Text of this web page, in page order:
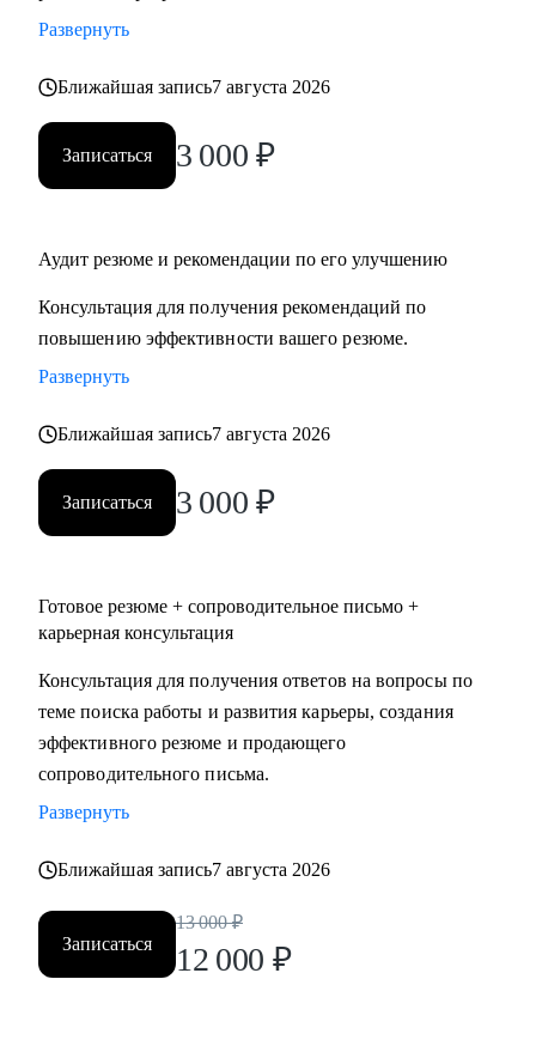
Развернуть
Ближайшая запись7 августа 2026
Записаться 3 000 ₽
Аудит резюме и рекомендации по его улучшению
Консультация для получения рекомендаций по
повышению эффективности вашего резюме.
Развернуть
Ближайшая запись7 августа 2026
Записаться 3 000 ₽
Готовое резюме + сопроводительное письмо +
карьерная консультация
Консультация для получения ответов на вопросы по
теме поиска работы и развития карьеры, создания
эффективного резюме и продающего
сопроводительного письма.
Развернуть
Ближайшая запись7 августа 2026
Записаться
13 000 ₽
12 000 ₽